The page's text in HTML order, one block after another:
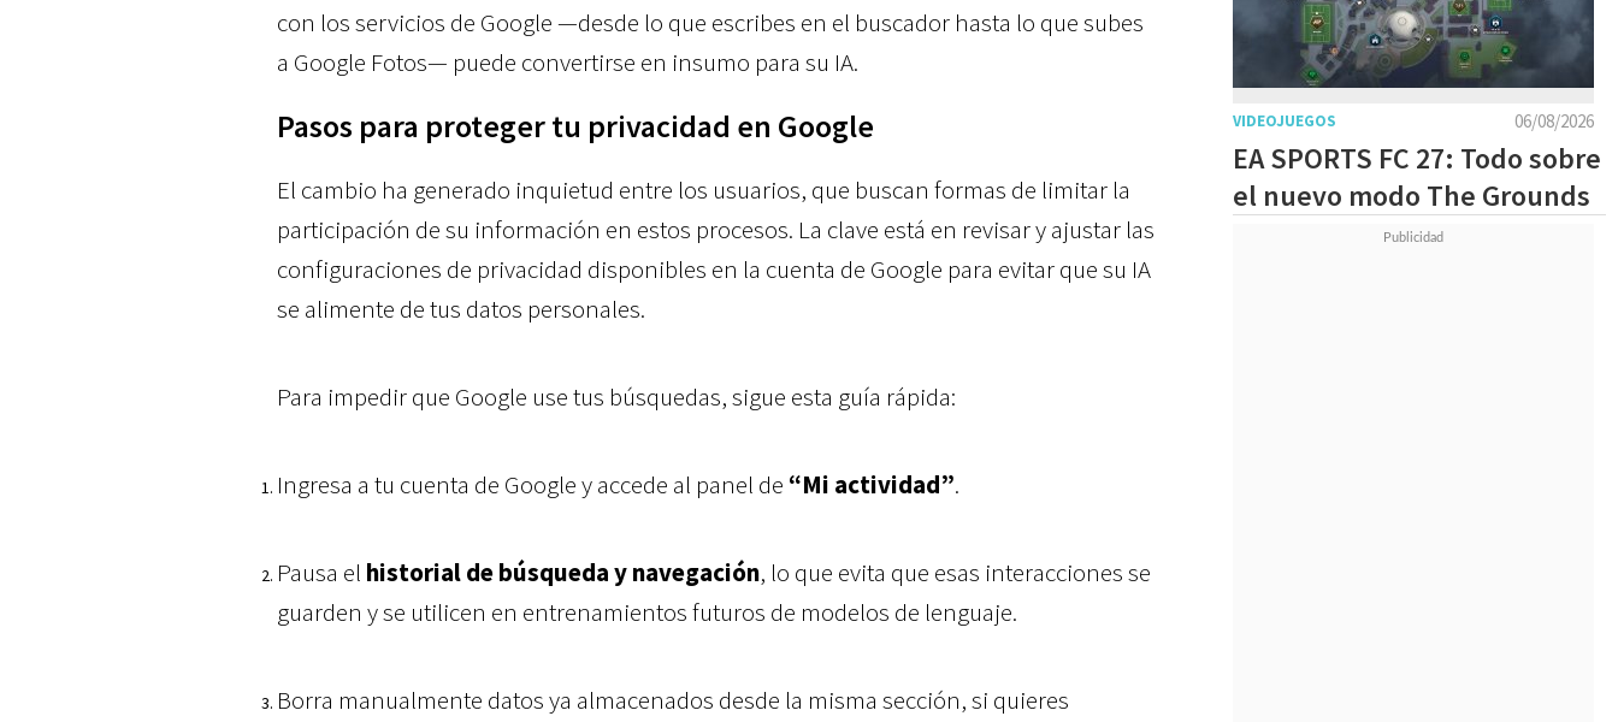
con los servicios de Google —desde lo que escribes en el buscador hasta lo que subes
a Google Fotos— puede convertirse en insumo para su IA.
Pasos para proteger tu privacidad en Google
El cambio ha generado inquietud entre los usuarios, que buscan formas de limitar la
participación de su información en estos procesos. La clave está en revisar y ajustar las
configuraciones de privacidad disponibles en la cuenta de Google para evitar que su IA
se alimente de tus datos personales.
Para impedir que Google use tus búsquedas, sigue esta guía rápida:
Ingresa a tu cuenta de Google y accede al panel de “Mi actividad”.
Pausa el historial de búsqueda y navegación, lo que evita que esas interacciones se
guarden y se utilicen en entrenamientos futuros de modelos de lenguaje.
Borra manualmente datos ya almacenados desde la misma sección, si quieres
06/08/2026
VIDEOJUEGOS
EA SPORTS FC 27: Todo sobre
el nuevo modo The Grounds